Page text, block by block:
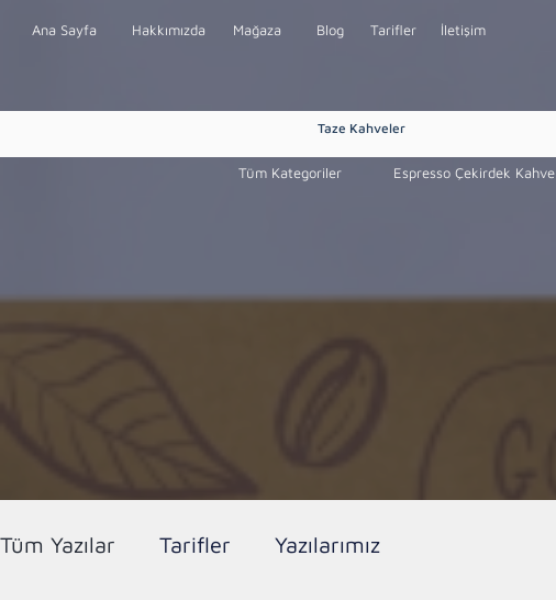
Ana Sayfa Hakkımızda Mağaza Blog Tarifler İletişim
Taze Kahveler
Tüm Kategoriler Espresso Çekirdek Kahve
Tüm Yazılar Tarifler Yazılarımız